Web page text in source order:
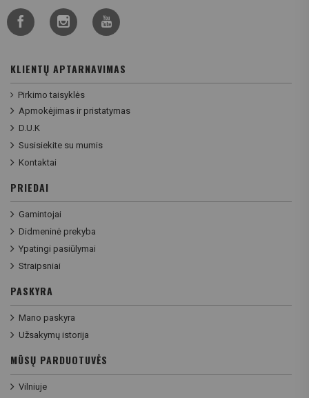
KLIENTŲ APTARNAVIMAS
Pirkimo taisyklės
Apmokėjimas ir pristatymas
D.U.K
Susisiekite su mumis
Kontaktai
PRIEDAI
Gamintojai
Didmeninė prekyba
Ypatingi pasiūlymai
Straipsniai
PASKYRA
Mano paskyra
Užsakymų istorija
MŪSŲ PARDUOTUVĖS
Vilniuje